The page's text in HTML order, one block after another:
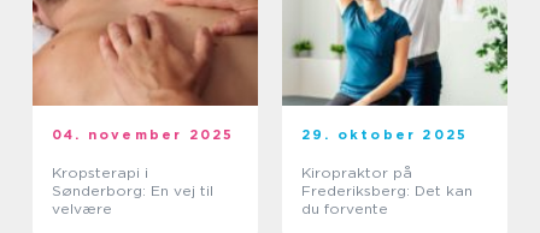
04. november 2025
Kropsterapi i
Sønderborg: En vej til
velvære
29. oktober 2025
Kiropraktor på
Frederiksberg: Det kan
du forvente